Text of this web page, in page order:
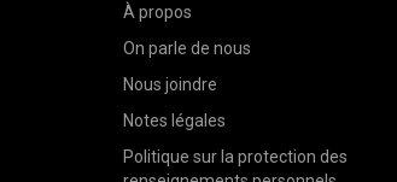
À propos
On parle de nous
Nous joindre
Notes légales
Politique sur la protection des